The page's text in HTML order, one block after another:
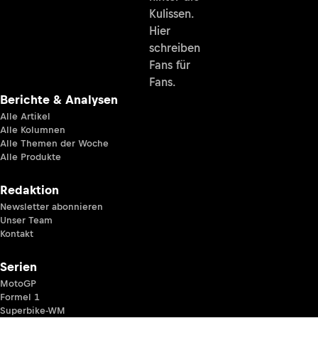
Kulissen.
Hier
schreiben
Fans für
Fans.
Berichte & Analysen
Alle Artikel
Alle Kolumnen
Alle Themen der Woche
Alle Produkte
Redaktion
Newsletter abonnieren
Unser Team
Kontakt
Serien
MotoGP
Formel 1
Superbike-WM